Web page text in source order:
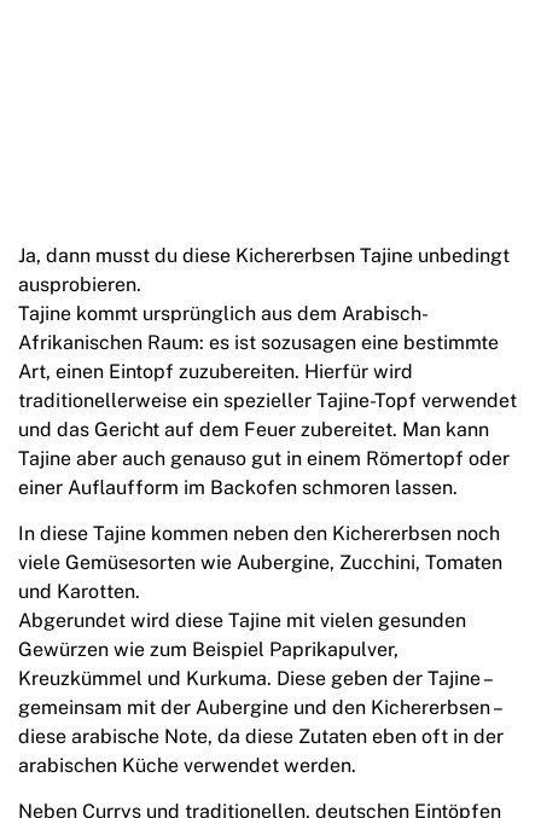
Ja, dann musst du diese Kichererbsen Tajine unbedingt
ausprobieren.
Tajine kommt ursprünglich aus dem Arabisch-
Afrikanischen Raum: es ist sozusagen eine bestimmte
Art, einen Eintopf zuzubereiten. Hierfür wird
traditionellerweise ein spezieller Tajine-Topf verwendet
und das Gericht auf dem Feuer zubereitet. Man kann
Tajine aber auch genauso gut in einem Römertopf oder
einer Auflaufform im Backofen schmoren lassen.
In diese Tajine kommen neben den Kichererbsen noch
viele Gemüsesorten wie Aubergine, Zucchini, Tomaten
und Karotten.
Abgerundet wird diese Tajine mit vielen gesunden
Gewürzen wie zum Beispiel Paprikapulver,
Kreuzkümmel und Kurkuma. Diese geben der Tajine –
gemeinsam mit der Aubergine und den Kichererbsen –
diese arabische Note, da diese Zutaten eben oft in der
arabischen Küche verwendet werden.
Neben Currys und traditionellen, deutschen Eintöpfen